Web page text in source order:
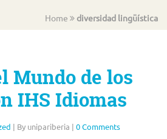
Home diversidad lingüística
Mundo de los
IHS Idiomas
| By unipariberia | 0 Comments